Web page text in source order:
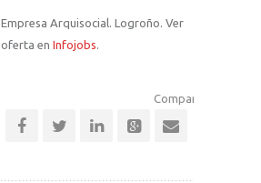
Empresa Arquisocial. Logroño. Ver
oferta en Infojobs.
Comparte esta